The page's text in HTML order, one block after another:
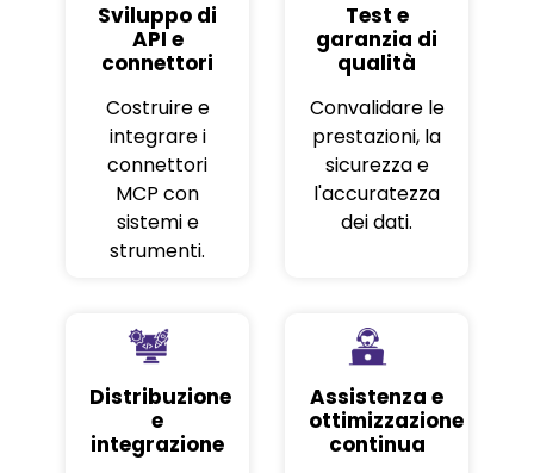
Sviluppo di
API e
connettori
Costruire e
integrare i
connettori
MCP con
sistemi e
strumenti.
Test e
garanzia di
qualità
Convalidare le
prestazioni, la
sicurezza e
l'accuratezza
dei dati.
Distribuzione
e
integrazione
Assistenza e
ottimizzazione
continua